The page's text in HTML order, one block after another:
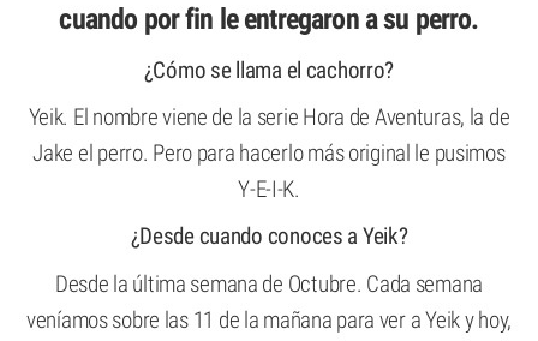
cuando por fin le entregaron a su perro.
¿Cómo se llama el cachorro?
Yeik. El nombre viene de la serie Hora de Aventuras, la de
Jake el perro. Pero para hacerlo más original le pusimos
Y-E-I-K.
¿Desde cuando conoces a Yeik?
Desde la última semana de Octubre. Cada semana
veníamos sobre las 11 de la mañana para ver a Yeik y hoy,